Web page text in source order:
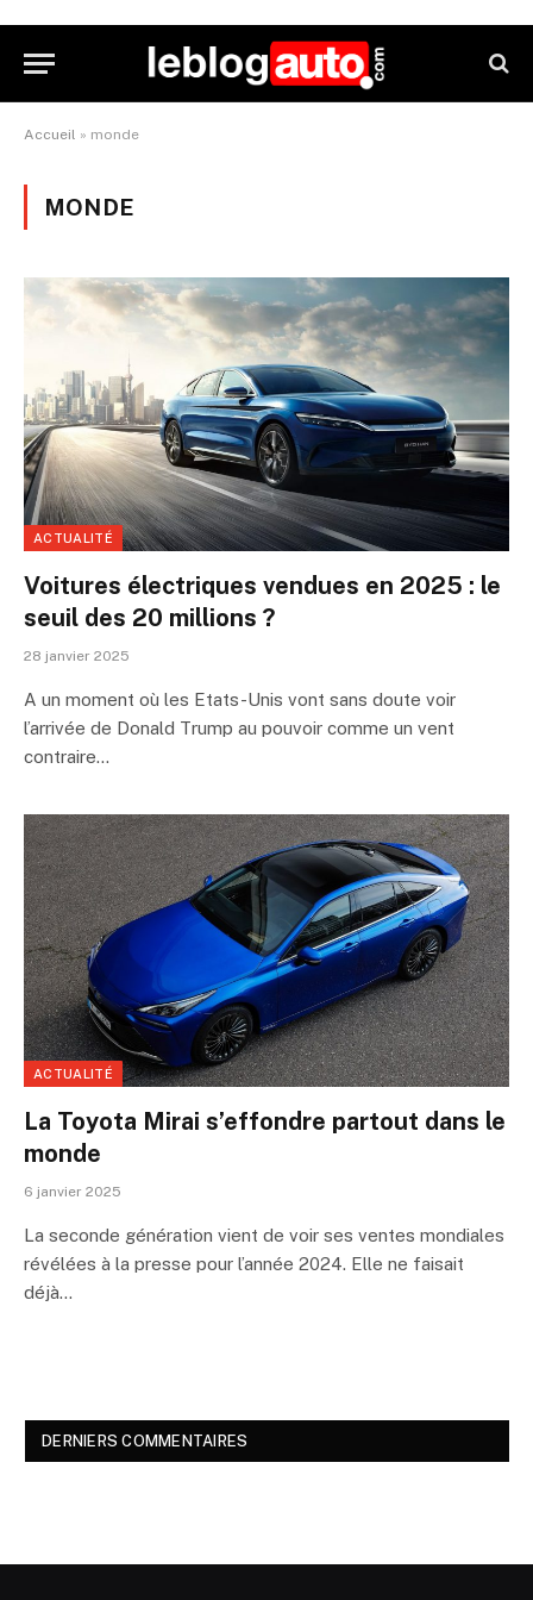
Accueil » monde
MONDE
ACTUALITÉ
Voitures électriques vendues en 2025 : le
seuil des 20 millions ?
28 janvier 2025
A un moment où les Etats-Unis vont sans doute voir
l’arrivée de Donald Trump au pouvoir comme un vent
contraire…
ACTUALITÉ
La Toyota Mirai s’effondre partout dans le
monde
6 janvier 2025
La seconde génération vient de voir ses ventes mondiales
révélées à la presse pour l’année 2024. Elle ne faisait
déjà…
DERNIERS COMMENTAIRES